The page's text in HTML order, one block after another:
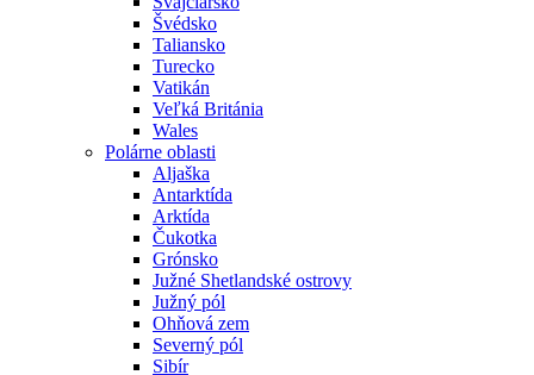
Švédsko
Taliansko
Turecko
Vatikán
Veľká Británia
Wales
Polárne oblasti
Aljaška
Antarktída
Arktída
Čukotka
Grónsko
Južné Shetlandské ostrovy
Južný pól
Ohňová zem
Severný pól
Sibír